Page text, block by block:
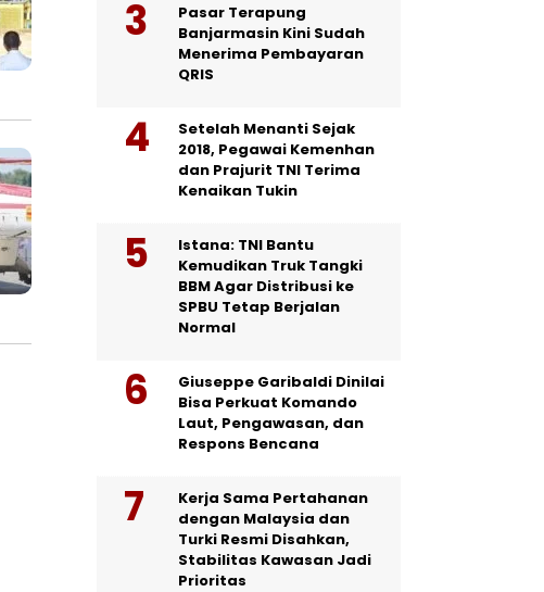
Pasar Terapung
Banjarmasin Kini Sudah
Menerima Pembayaran
QRIS
Setelah Menanti Sejak
2018, Pegawai Kemenhan
dan Prajurit TNI Terima
Kenaikan Tukin
Istana: TNI Bantu
Kemudikan Truk Tangki
BBM Agar Distribusi ke
SPBU Tetap Berjalan
Normal
Giuseppe Garibaldi Dinilai
Bisa Perkuat Komando
Laut, Pengawasan, dan
Respons Bencana
Kerja Sama Pertahanan
dengan Malaysia dan
Turki Resmi Disahkan,
Stabilitas Kawasan Jadi
Prioritas